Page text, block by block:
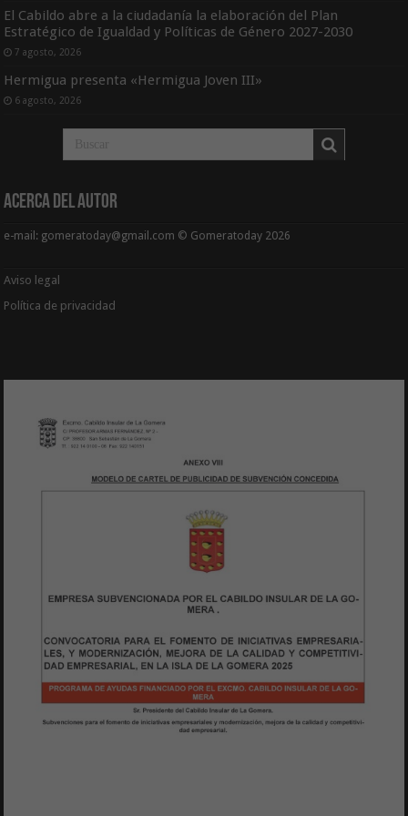
El Cabildo abre a la ciudadanía la elaboración del Plan
Estratégico de Igualdad y Políticas de Género 2027-2030
7 agosto, 2026
Hermigua presenta «Hermigua Joven III»
6 agosto, 2026
Acerca del Autor
e-mail: gomeratoday@gmail.com © Gomeratoday 2026
Aviso legal
Política de privacidad